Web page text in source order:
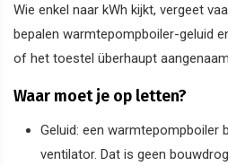
Wie enkel naar kWh kijkt, vergeet
bepalen warmtepompboiler-geluid
of het toestel überhaupt
Waar moet je op letten?
Geluid: een warmtepompboiler
ventilator. Dat is geen